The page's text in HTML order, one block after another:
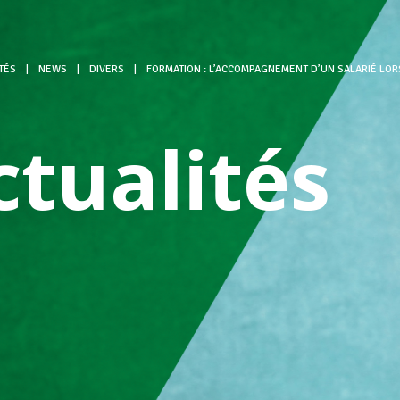
NEWS DIVERS FORMATION : L’ACCOMPAGNEMENT D’UN SALARIÉ